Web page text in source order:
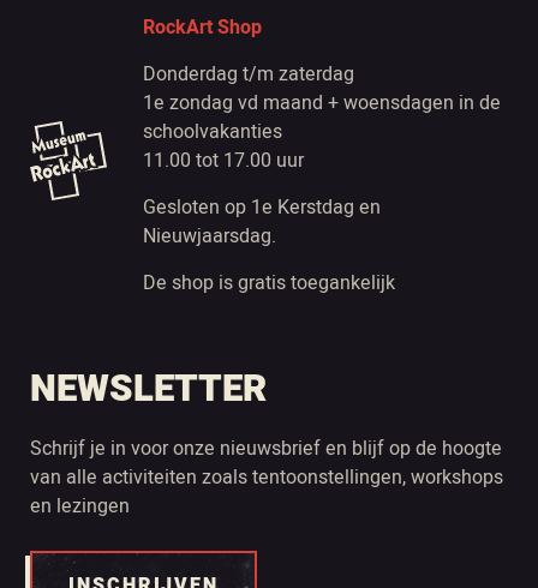
RockArt Shop
Donderdag t/m zaterdag
1e zondag vd maand + woensdagen in de
schoolvakanties
11.00 tot 17.00 uur
Gesloten op 1e Kerstdag en
Nieuwjaarsdag.
De shop is gratis toegankelijk
NEWSLETTER
Schrijf je in voor onze nieuwsbrief en blijf op de hoogte
van alle activiteiten zoals tentoonstellingen, workshops
en lezingen